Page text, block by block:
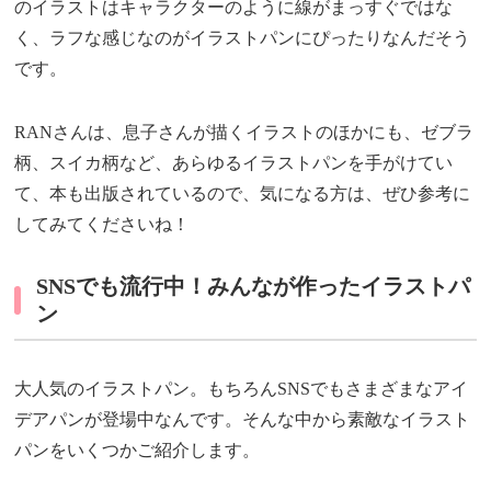
のイラストはキャラクターのように線がまっすぐではな
く、ラフな感じなのがイラストパンにぴったりなんだそう
です。
RANさんは、息子さんが描くイラストのほかにも、ゼブラ
柄、スイカ柄など、あらゆるイラストパンを手がけてい
て、本も出版されているので、気になる方は、ぜひ参考に
してみてくださいね！
SNSでも流行中！みんなが作ったイラストパ
ン
大人気のイラストパン。もちろんSNSでもさまざまなアイ
デアパンが登場中なんです。そんな中から素敵なイラスト
パンをいくつかご紹介します。